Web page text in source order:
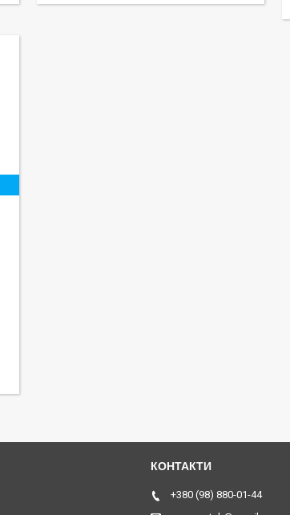
+380 (98) 880-01-44